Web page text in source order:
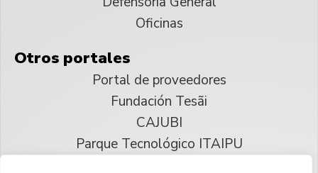
Oficinas
Otros portales
Portal de proveedores
Fundación Tesãi
CAJUBI
Parque Tecnológico ITAIPU